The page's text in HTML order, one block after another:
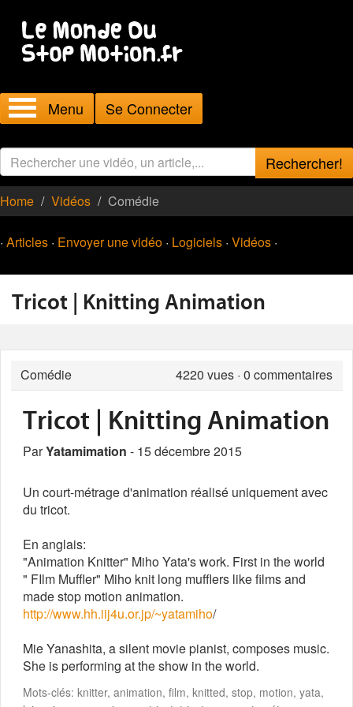
Menu Se Connecter
Rechercher!
Home Vidéos Comédie
· Articles · Envoyer une vidéo · Logiciels · Vidéos ·
Tricot | Knitting Animation
Comédie 4220 vues · 0 commentaires
Tricot | Knitting Animation
ParYatamimation - 15 décembre 2015
Un court-métrage d'animation réalisé uniquement avec
du tricot.
En anglais:
"Animation Knitter" Miho Yata's work. First in the world
" FIlm Muffler" Miho knit long mufflers like films and
made stop motion animation.
http://www.hh.iij4u.or.jp/~yatamiho/
Mie Yanashita, a silent movie pianist, composes music.
She is performing at the show in the world.
Mots-clés: knitter, animation, film, knitted, stop, motion, yata,